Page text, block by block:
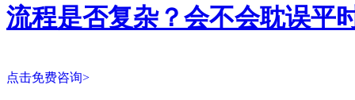
流程是否复杂？会不会耽误平
点击免费咨询>